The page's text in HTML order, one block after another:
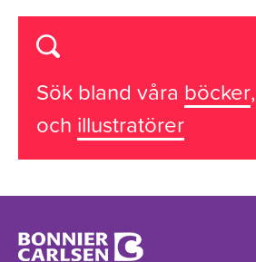
Sök bland våra böcker,
och illustratörer